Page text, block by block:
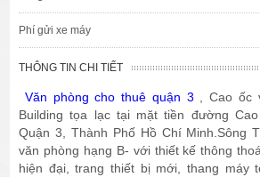
Phí gửi xe máy
THÔNG TIN CHI TIẾT
Văn phòng cho thuê quận 3 , Cao ốc
Building tọa lạc tại mặt tiền đường
Quận 3, Thành Phố Hồ Chí Minh.Sông
văn phòng hạng B- với thiết kế thông
hiện đại, trang thiết bị mới, thang máy